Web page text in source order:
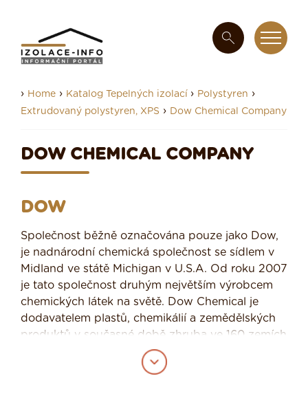
› Home › Katalog Tepelných izolací › Polystyren ›
Extrudovaný polystyren, XPS › Dow Chemical Company
DOW CHEMICAL COMPANY
DOW
Společnost běžně označována pouze jako Dow,
je nadnárodní chemická společnost se sídlem v
Midland ve státě Michigan v U.S.A. Od roku 2007
je tato společnost druhým největším výrobcem
chemických látek na světě. Dow Chemical je
dodavatelem plastů, chemikálií a zemědělských
produktů v současné době zhruba ve 160 zemích
po celém světě. Značnou produkci společnosti
Dow jsou výrobky z plastů včetně polystyrenu,